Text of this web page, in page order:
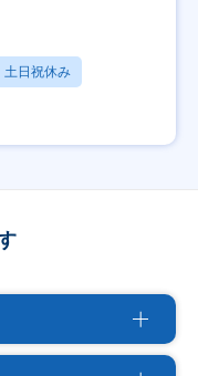
土日祝休み